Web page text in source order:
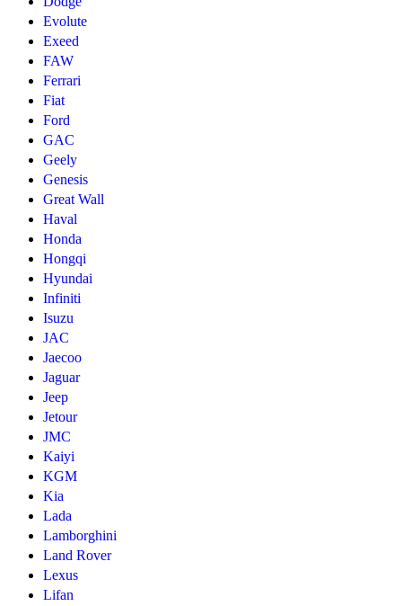
Evolute
Exeed
FAW
Ferrari
Fiat
Ford
GAC
Geely
Genesis
Great Wall
Haval
Honda
Hongqi
Hyundai
Infiniti
Isuzu
JAC
Jaecoo
Jaguar
Jeep
Jetour
JMC
Kaiyi
KGM
Kia
Lada
Lamborghini
Land Rover
Lexus
Lifan